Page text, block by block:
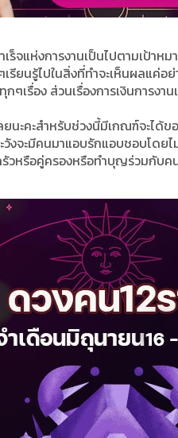
ร็จแห่งการงานเป็นไปตามเป้า
รียนรู้ไปในสิ่งที่ทำจะเห็นผลแค่
ทุกๆเรื่อง ส่วนเรื่องการเงินการ
ลยนะคะสำหรับช่วงนี้มีเกณฑ์จะ
ะวังจะมีคนมาแอบรักแอบชอบโด
วหรือคู่ครองหรือทำบุญร่วมกับค